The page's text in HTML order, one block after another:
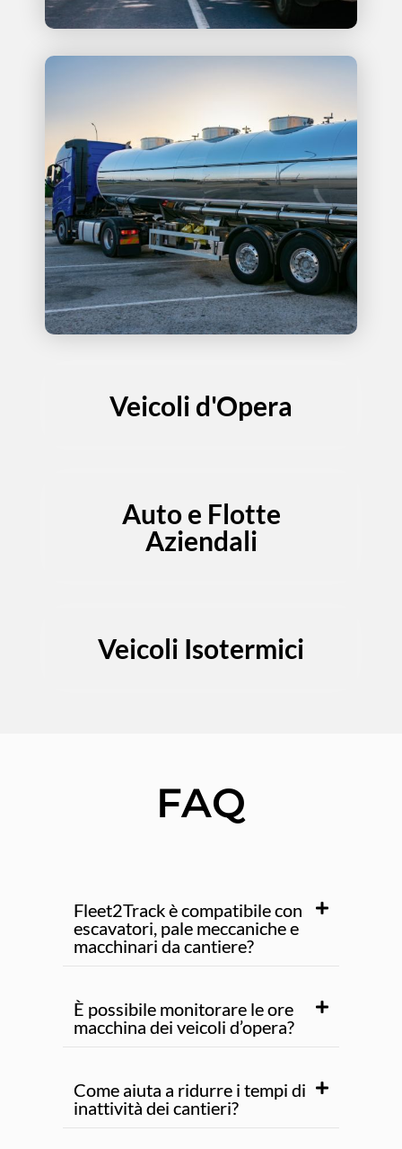
Veicoli d'Opera
Auto e Flotte
Aziendali
Veicoli Isotermici
FAQ
Fleet2Track è compatibile con
escavatori, pale meccaniche e
macchinari da cantiere?
È possibile monitorare le ore
macchina dei veicoli d’opera?
Come aiuta a ridurre i tempi di
inattività dei cantieri?